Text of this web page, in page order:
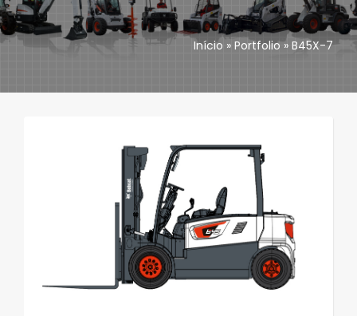
Accesorios
Início » Portfolio» B45X-7